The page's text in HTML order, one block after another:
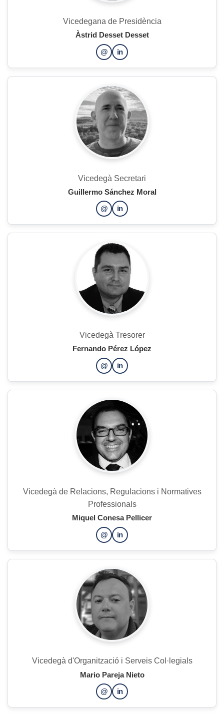
Vicedegana de Presidència
Àstrid Desset Desset
@
in
Vicedegà Secretari
Guillermo Sánchez Moral
@
in
Vicedegà Tresorer
Fernando Pérez López
@
in
Vicedegà de Relacions, Regulacions i Normatives
Professionals
Miquel Conesa Pellicer
@
in
Vicedegà d'Organització i Serveis Col·legials
Mario Pareja Nieto
@
in